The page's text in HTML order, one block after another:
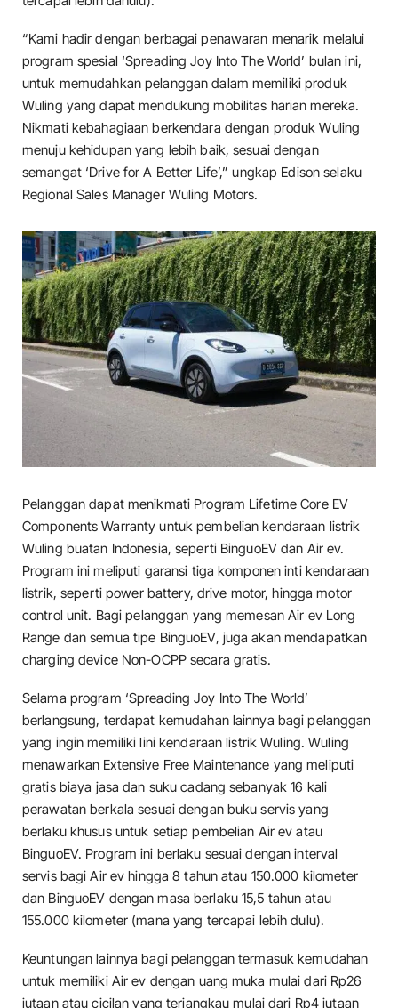
“Kami hadir dengan berbagai penawaran menarik melalui
program spesial ‘Spreading Joy Into The World’ bulan ini,
untuk memudahkan pelanggan dalam memiliki produk
Wuling yang dapat mendukung mobilitas harian mereka.
Nikmati kebahagiaan berkendara dengan produk Wuling
menuju kehidupan yang lebih baik, sesuai dengan
semangat ‘Drive for A Better Life’,” ungkap Edison selaku
Regional Sales Manager Wuling Motors.
Pelanggan dapat menikmati Program Lifetime Core EV
Components Warranty untuk pembelian kendaraan listrik
Wuling buatan Indonesia, seperti BinguoEV dan Air ev.
Program ini meliputi garansi tiga komponen inti kendaraan
listrik, seperti power battery, drive motor, hingga motor
control unit. Bagi pelanggan yang memesan Air ev Long
Range dan semua tipe BinguoEV, juga akan mendapatkan
charging device Non-OCPP secara gratis.
Selama program ‘Spreading Joy Into The World’
berlangsung, terdapat kemudahan lainnya bagi pelanggan
yang ingin memiliki lini kendaraan listrik Wuling. Wuling
menawarkan Extensive Free Maintenance yang meliputi
gratis biaya jasa dan suku cadang sebanyak 16 kali
perawatan berkala sesuai dengan buku servis yang
berlaku khusus untuk setiap pembelian Air ev atau
BinguoEV. Program ini berlaku sesuai dengan interval
servis bagi Air ev hingga 8 tahun atau 150.000 kilometer
dan BinguoEV dengan masa berlaku 15,5 tahun atau
155.000 kilometer (mana yang tercapai lebih dulu).
Keuntungan lainnya bagi pelanggan termasuk kemudahan
untuk memiliki Air ev dengan uang muka mulai dari Rp26
jutaan atau cicilan yang terjangkau mulai dari Rp4 jutaan